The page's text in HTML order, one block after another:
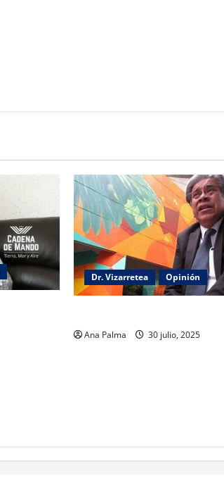
Dr. Vizarretea Opinión
Ana Palma 30 julio, 2025